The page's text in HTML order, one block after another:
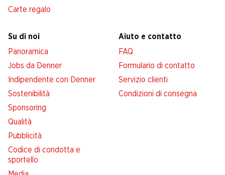
Carte regalo
Su di noi
Panoramica
Jobs da Denner
Indipendente con Denner
Sostenibilità
Sponsoring
Qualità
Pubblicità
Codice di condotta e
sportello
Aiuto e contatto
FAQ
Formulario di contatto
Servizio clienti
Condizioni di consegna